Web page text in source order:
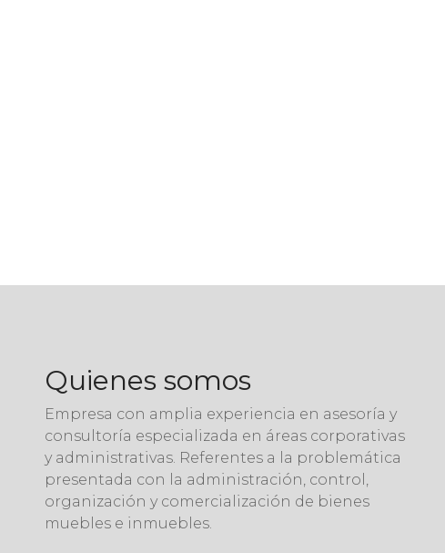
Quienes somos
Empresa con amplia experiencia en asesoría y
consultoría especializada en áreas corporativas
y administrativas. Referentes a la problemática
presentada con la administración, control,
organización y comercialización de bienes
muebles e inmuebles.